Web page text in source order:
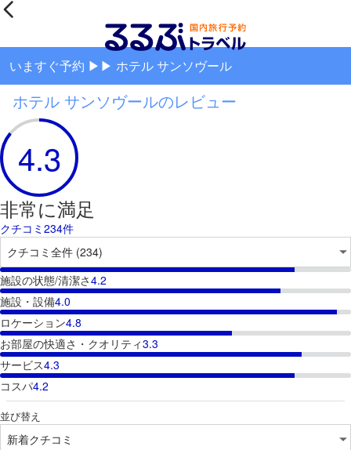
いますぐ予約 ▶▶ ホテル サンソヴール
ホテル サンソヴールのレビュー
4.3
非常に満足
クチコミ234件
施設の状態/清潔さ4.2
施設・設備4.0
ロケーション4.8
お部屋の快適さ・クオリティ3.3
サービス4.3
コスパ4.2
並び替え